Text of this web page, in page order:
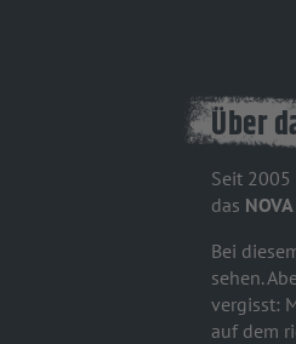
Über
Seit 2005
das
Bei
sehen.
vergisst:
auf dem